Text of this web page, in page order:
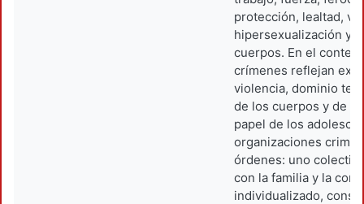
protección, lealtad,
hipersexualización y
cuerpos. En el
crímenes reflejan
violencia, dominio
de los cuerpos y de la
papel de los
organizaciones
órdenes: uno
con la familia y la
individualizado,